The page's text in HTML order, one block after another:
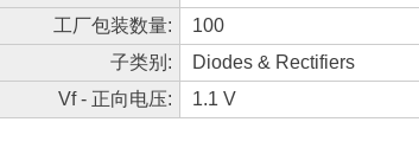
工厂包装数量:
100
子类别:
Diodes & Rectifiers
Vf - 正向电压:
1.1 V